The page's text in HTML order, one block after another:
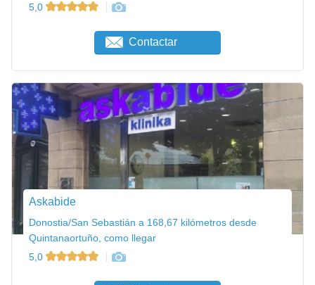
5,0
Contactar
Askabide
Donostia/San Sebastián a 168,67 kilómetros desde
Quintanaortuño, como llegar
5,0